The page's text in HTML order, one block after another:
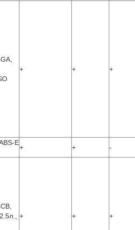
+ + +
E
+ + -
+ + +